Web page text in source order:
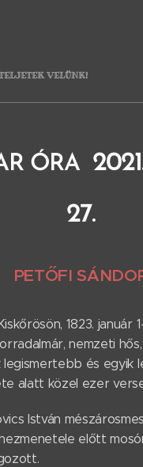
VELÜNK!
ÓRA
27.
PETŐFI
1823. január
nemzeti
és egyik
alatt közel ezer
István
előtt